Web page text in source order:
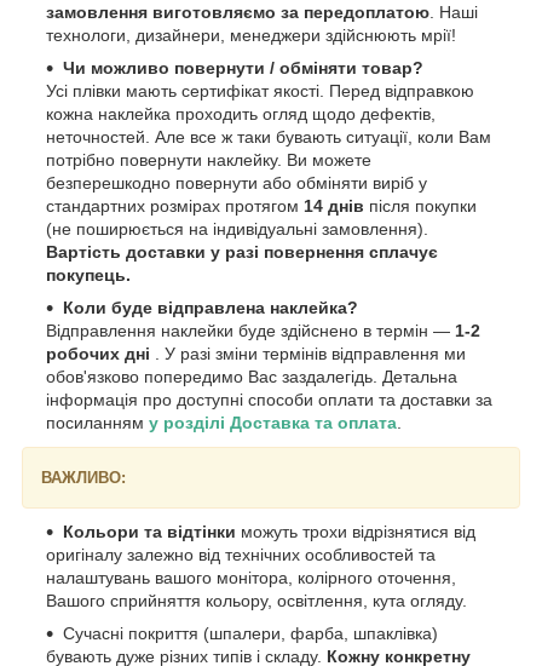
замовлення виготовляємо за передоплатою . Наші
технологи, дизайнери, менеджери здійснюють мрії!
Чи можливо повернути / обміняти товар?
Усі плівки мають сертифікат якості. Перед відправкою
кожна наклейка проходить огляд щодо дефектів,
неточностей. Але все ж таки бувають ситуації, коли Вам
потрібно повернути наклейку. Ви можете
безперешкодно повернути або обміняти виріб у
стандартних розмірах протягом 14 днів після покупки
(не поширюється на індивідуальні замовлення).
Вартість доставки у разі повернення сплачує
покупець.
Коли буде відправлена наклейка?
Відправлення наклейки буде здійснено в термін — 1-2
робочих дні . У разі зміни термінів відправлення ми
обов'язково попередимо Вас заздалегідь. Детальна
інформація про доступні способи оплати та доставки за
посиланням у розділі Доставка та оплата
ВАЖЛИВО:
Кольори та відтінки можуть трохи відрізнятися від
оригіналу залежно від технічних особливостей та
налаштувань вашого монітора, колірного оточення,
Вашого сприйняття кольору, освітлення, кута огляду.
Сучасні покриття (шпалери, фарба, шпаклівка)
бувають дуже різних типів і складу. Кожну конкретну